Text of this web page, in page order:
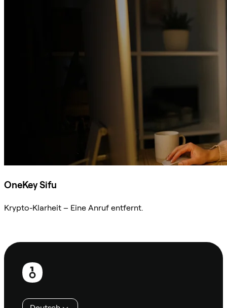
OneKey Sifu
Krypto-Klarheit – Eine Anruf entfernt.
Fußzeile